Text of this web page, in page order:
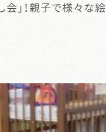
会」！親子で様々